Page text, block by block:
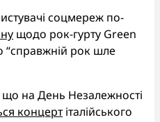
соцмереж по-
щодо рок-гурту Green
“справжній рок шле
на День Незалежності
концертіталійського